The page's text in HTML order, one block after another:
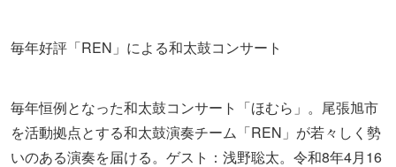
毎年好評「REN」による和太鼓コンサート
毎年恒例となった和太鼓コンサート「ほむら」。尾張旭市
を活動拠点とする和太鼓演奏チーム「REN」が若々しく勢
いのある演奏を届ける。ゲスト：浅野聡太。令和8年4月16